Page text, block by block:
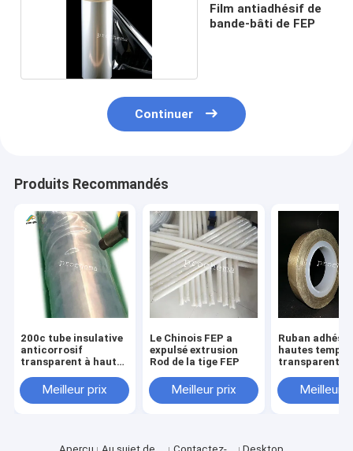
Film antiadhésif de
bande-bâti de FEP
Continuer
Produits Recommandés
200c tube insulative
anticorrosif
transparent à hautes
rétrécissement de la
résistance FEP
Meilleur prix
Le Chinois FEP a
expulsé extrusion
Rod de la tige FEP
Meilleur prix
Ruban adhésif
hautes
transparent
Meilleur